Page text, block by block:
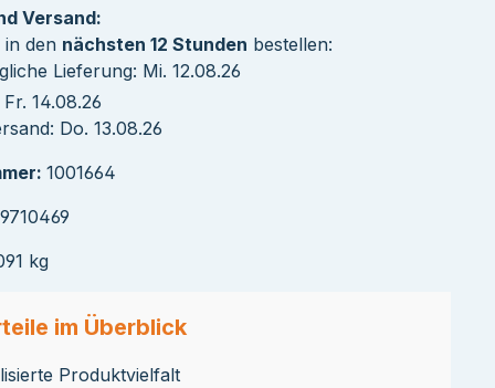
Versand:
in den nächsten 12 Stunden bestellen:
Lieferung: Mi. 12.08.26
14.08.26
Do. 13.08.26
1001664
kg
im Überblick
Produktvielfalt